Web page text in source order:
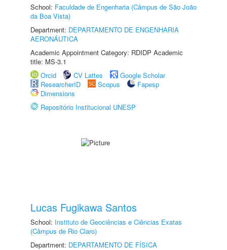
School: Faculdade de Engenharia (Câmpus de São João
da Boa Vista)
Department: DEPARTAMENTO DE ENGENHARIA
AERONÁUTICA
Academic Appointment Category: RDIDP Academic
title: MS-3.1
Orcid
CV Lattes
Google Scholar
ResearcherID
Scopus
Fapesp
Dimensions
Repositório Institucional UNESP
Lucas Fugikawa Santos
School: Instituto de Geociências e Ciências Exatas
(Câmpus de Rio Claro)
Department: DEPARTAMENTO DE FÍSICA